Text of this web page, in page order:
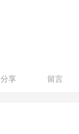
分享 留言